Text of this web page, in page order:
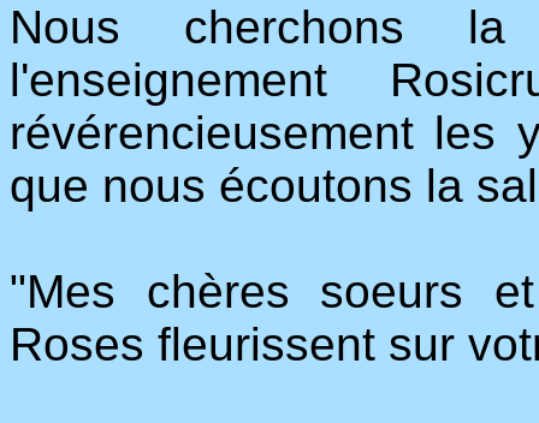
Nous cherchons la
l'enseignement
révérencieusement les
que nous écoutons la
"Mes chères soeurs
Roses fleurissent sur